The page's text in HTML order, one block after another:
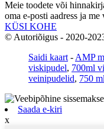
Meie toodete või
oma e-posti aadress ja
KÜSI KOHE
© Autoriõigus - 2020-
Saidi kaart - AMP
viskipudel, 700ml
veinipudelid, 750
Saada e-kiri
x